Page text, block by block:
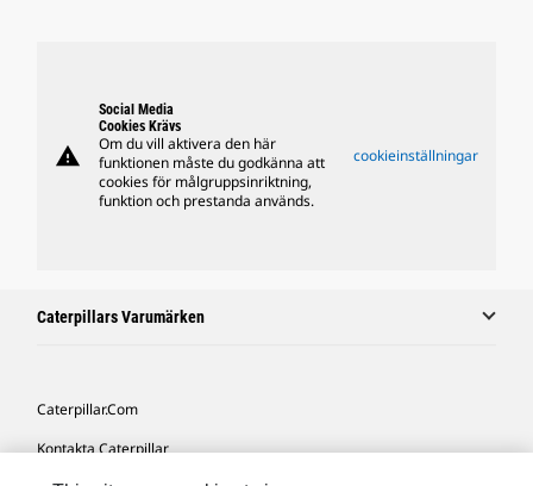
warning
Social Media
Cookies Krävs
Om du vill aktivera den här
funktionen måste du godkänna att
cookies för målgruppsinriktning,
funktion och prestanda används.
cookieinställningar
Caterpillars Varumärken
Caterpillar.com
Kontakta Caterpillar